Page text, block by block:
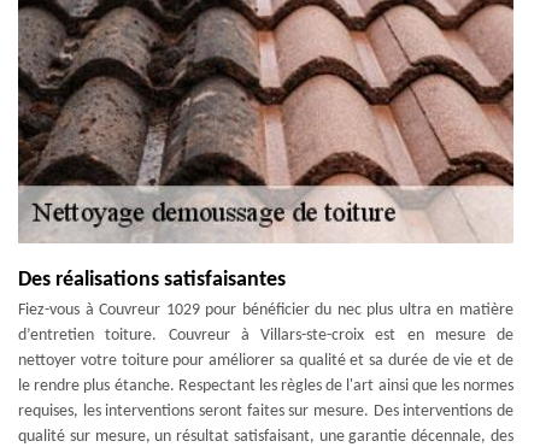
Des réalisations satisfaisantes
Fiez-vous à Couvreur 1029 pour bénéficier du nec plus ultra en matière
d’entretien toiture. Couvreur à Villars-ste-croix est en mesure de
nettoyer votre toiture pour améliorer sa qualité et sa durée de vie et de
le rendre plus étanche. Respectant les règles de l'art ainsi que les normes
requises, les interventions seront faites sur mesure. Des interventions de
qualité sur mesure, un résultat satisfaisant, une garantie décennale, des